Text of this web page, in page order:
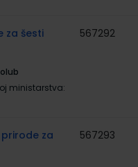
za šesti
ministarstva:
567292
prirode za
567293